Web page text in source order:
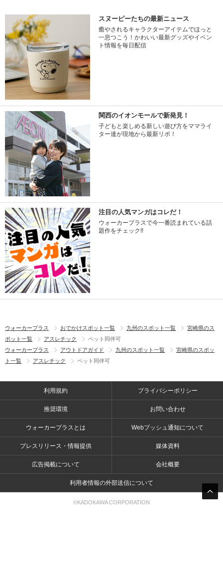
スヌーピーたちの最新ニュース
癒やされるキャラクターアイテムでほっと
一息つこう！かわいい最新グッズやイベン
ト情報を毎日配信
関西のイオンモールで新発見！
子どもと楽しめる新しい遊び方をママライ
ター達が現地から最新リポ！
注目の人気マンガはコレだ！
ウォーカープラスで今一番読まれている話
題作をチェック!!
ウォーカープラス おでかけスポット一覧 九州のスポット一覧
宮崎県のス
ポット一覧
アスレチック
ペット同伴可
ウォーカープラス
アウトドアガイド 九州のスポット一覧
宮崎県のスポッ
ト一覧
アスレチック ペット同伴可
利用規約 プライバシーポリシー
推奨環境 お問い合わせ
ウォーカープラスとは Webプッシュ通知について
プレスリリース・情報提供 媒体資料
広告掲載について 会社概要
利用者情報の外部送信について
©KADOKAWA CORPORATION